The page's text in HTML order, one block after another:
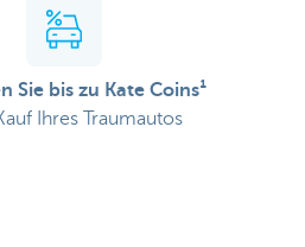
Sie bis zu Kate Coins¹
Ihres Traumautos